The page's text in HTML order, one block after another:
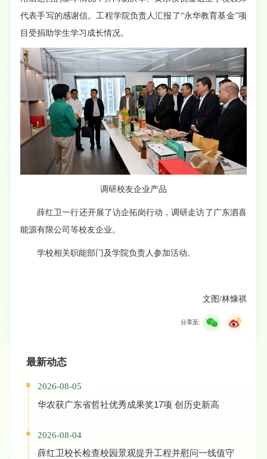
代表手写的感谢信。工程学院负责人汇报了“永华教育基金”项
目受捐助学生学习成长情况。
调研校友企业产品
薛红卫一行还开展了访企拓岗行动，调研走访了广东泗喜
能源有限公司等校友企业。
学校相关职能部门及学院负责人参加活动。
文图/林慷祺
分享至:
最新动态
2026-08-05
华农获广东省哲社优秀成果奖17项 创历史新高
2026-08-04
薛红卫校长检查校园景观提升工程并慰问一线值守